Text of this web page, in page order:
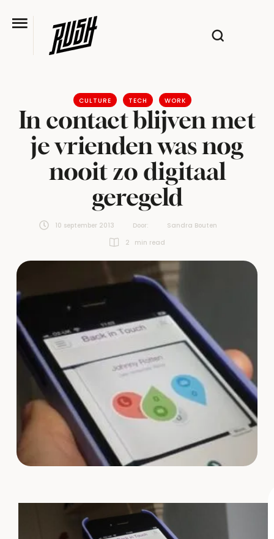
CULTURE TECH WORK
In contact blijven met
je vrienden was nog
nooit zo digitaal
geregeld
10 september 2013 Door:
Sandra Bouten
2
min read